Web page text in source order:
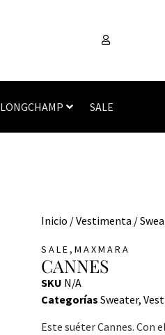
LONGCHAMP SALE
Inicio /Vestimenta /
SALE, MAXMARA
CANNES
SKU N/A
Categorías Sweater,
Este suéter Cannes. Con